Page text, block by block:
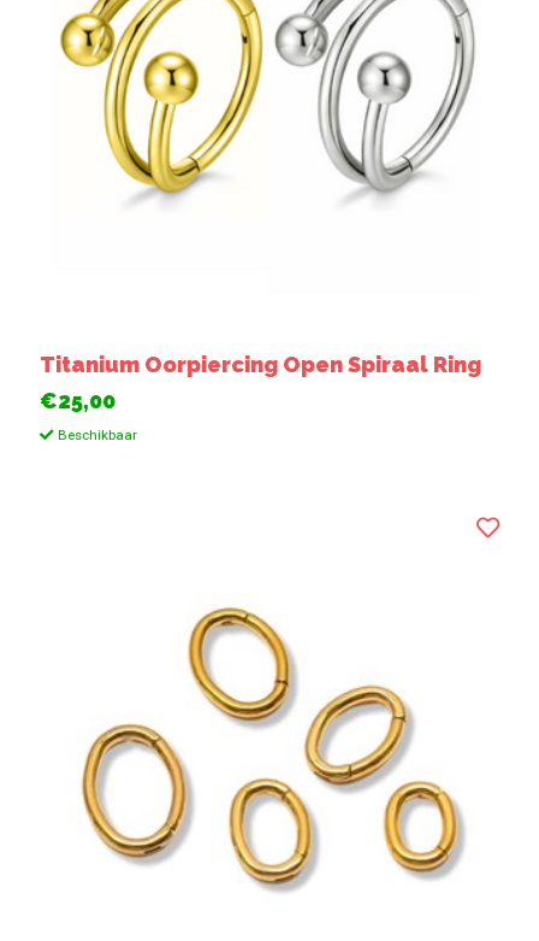
Titanium Oorpiercing Open Spiraal Ring
€25,00
Beschikbaar